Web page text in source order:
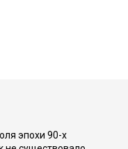
эпохи 90-х